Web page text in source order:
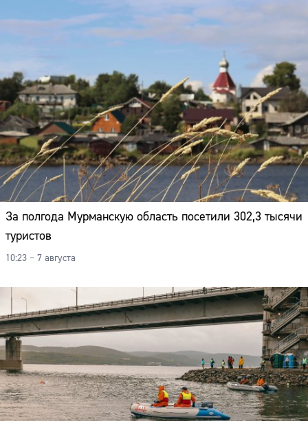
За полгода Мурманскую область посетили 302,3 тысячи
туристов
10:23 – 7 августа